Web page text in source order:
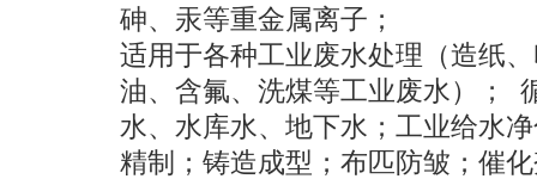
砷、汞等重金属离子；
适用于各种工业废水处理（造纸
油、含氟、洗煤等工业废水）；
水、水库水、地下水；工业给水
精制；铸造成型；布匹防皱；催